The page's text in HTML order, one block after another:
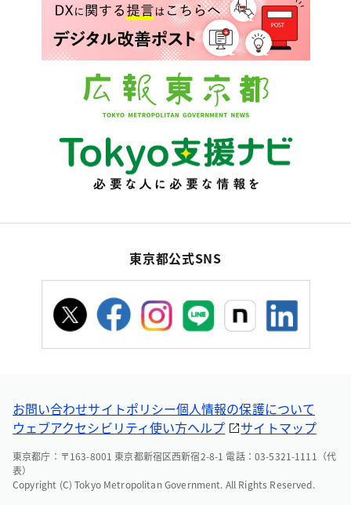
東京都公式SNS
お問い合わせサイトポリシー個人情報の保護について
ウェブアクセシビリティ使い方ヘルプ サイトマップ
東京都庁：〒163-8001 東京都新宿区西新宿2-8-1 電話：03-5321-1111（代
表）
Copyright (C) Tokyo Metropolitan Government. All Rights Reserved.